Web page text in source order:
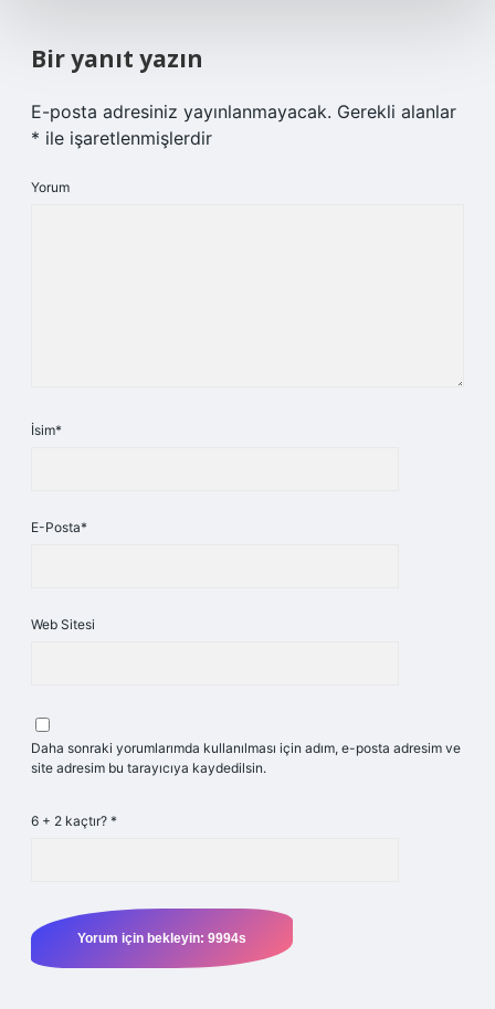
Bir yanıt yazın
E-posta adresiniz yayınlanmayacak. Gerekli alanlar
* ile işaretlenmişlerdir
Yorum
İsim*
E-Posta*
Web Sitesi
Daha sonraki yorumlarımda kullanılması için adım, e-posta adresim ve
site adresim bu tarayıcıya kaydedilsin.
6 + 2 kaçtır? *